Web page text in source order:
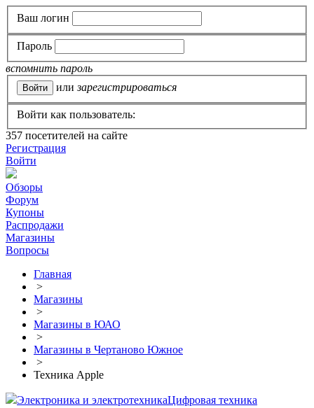
Ваш логин
Пароль
вспомнить пароль
или зарегистрироваться
Войти как пользователь:
357 посетителей на сайте
Регистрация
Войти
Обзоры
Форум
Купоны
Распродажи
Магазины
Вопросы
Главная
>
Магазины
>
Магазины в ЮАО
>
Магазины в Чертаново Южное
>
Техника Apple
Электроника и электротехникаЦифровая техника